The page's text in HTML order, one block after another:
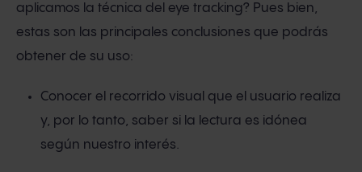
aplicamos la técnica del eye tracking? Pues bien,
estas son las principales conclusiones que podrás
obtener de su uso:
Conocer el recorrido visual que el usuario realiza
y, por lo tanto, saber si la lectura es idónea
según nuestro interés.